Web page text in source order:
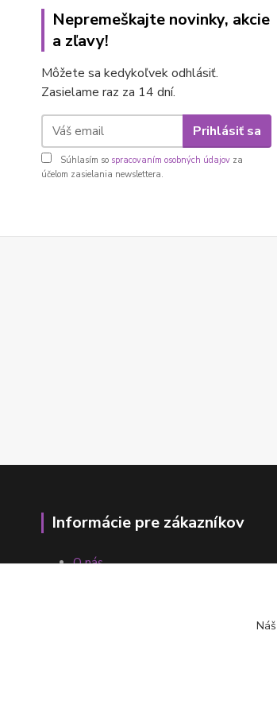
Nepremeškajte novinky, akcie
a zľavy!
Môžete sa kedykoľvek odhlásiť.
Zasielame raz za 14 dní.
Prihlásiť sa
Súhlasím so spracovaním osobných údajov za
účelom zasielania newslettera.
Informácie pre zákazníkov
O nás